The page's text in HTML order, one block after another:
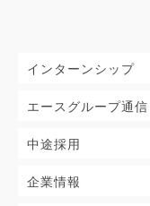
インターンシップ
エースグループ通信
中途採用
企業情報